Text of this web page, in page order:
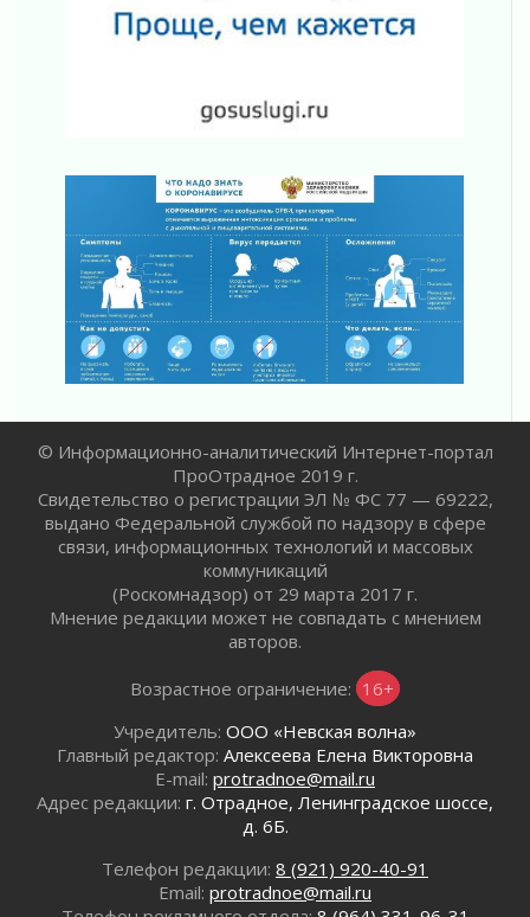
01 августа 2026
Болезнь девственниц и вампиров
Безмолвный крик о помощи
01 августа 2026
В музей всей семьёй
01 августа 2026
Без заявлений и очередей
Не женское это дело...уверены?
01 августа 2026
Все силы в кулак
01 августа 2026
Айда на пляж!
01 августа 2026
Один в поле — не воин
01 августа 2026
Пик топливного кризиса в регионе прошёл
31 июля 2026
Ленинградцы — бойцам «Барс-Ленинградец»
Маршрутами будущего — к заветной цели
«Корвет» на страже
© Информационно-аналитический Интернет-портал
ПроОтрадное 2019 г.
Свидетельство о регистрации ЭЛ № ФС 77 — 69222,
выдано Федеральной службой по надзору в сфере
связи, информационных технологий и массовых
коммуникаций
(Роскомнадзор) от 29 марта 2017 г.
Мнение редакции может не совпадать с мнением
авторов.
Возрастное ограничение: 16+
Учредитель: ООО «Невская волна»
Главный редактор: Алексеева Елена Викторовна
E-mail: protradnoe@mail.ru
Адрес редакции: г. Отрадное, Ленинградское шоссе,
д. 6Б.
Телефон редакции: 8 (921) 920-40-91
Email: protradnoe@mail.ru